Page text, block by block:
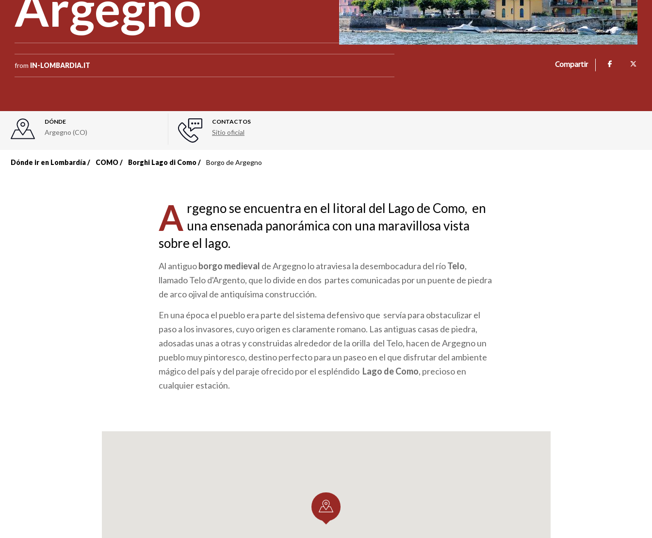
from IN-LOMBARDIA.IT Compartir
DÓNDE
Argegno (CO)
CONTACTOS
Sitio oficial
Dónde ir en Lombardía COMO Borghi Lago di Como Borgo de Argegno
A rgegno se encuentra en el litoral del Lago de Como, en
una ensenada panorámica con una maravillosa vista
sobre el lago.
Al antiguoborgo medieval de Argegno lo atraviesa la desembocadura del ríoTelo,
llamado Telo d'Argento, que lo divide en dos partes comunicadas por un puente de piedra
de arco ojival de antiquísima construcción.
En una época el pueblo era parte del sistema defensivo que servía para obstaculizar el
paso a los invasores, cuyo origen es claramente romano. Las antiguas casas de piedra,
adosadas unas a otras y construidas alrededor de la orilla del Telo, hacen de Argegno un
pueblo muy pintoresco, destino perfecto para un paseo en el que disfrutar del ambiente
mágico del país y del paraje ofrecido por el espléndido Lago de Como, precioso en
cualquier estación.